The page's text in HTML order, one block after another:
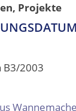
Projekte
B3/2003